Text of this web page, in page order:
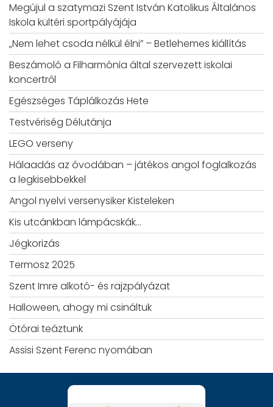
Megújul a szatymazi Szent István Katolikus Általános
Iskola kültéri sportpályájája
„Nem lehet csoda nélkül élni” – Betlehemes kiállítás
Beszámoló a Filharmónia által szervezett iskolai
koncertről
Egészséges Táplálkozás Hete
Testvériség Délutánja
LEGO verseny
Hálaadás az óvodában – játékos angol foglalkozás
a legkisebbekkel
Angol nyelvi versenysiker Kisteleken
Kis utcánkban lámpácskák…
Jégkorizás
Termosz 2025
Szent Imre alkotó- és rajzpályázat
Halloween, ahogy mi csináltuk
Ötórai teáztunk
Assisi Szent Ferenc nyomában